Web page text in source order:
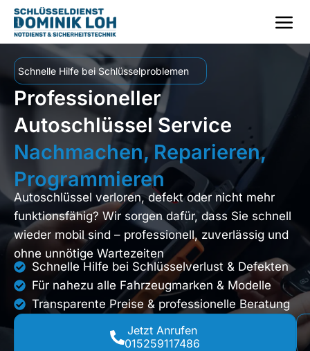
Schnelle Hilfe bei Schlüsselproblemen
Professioneller
Autoschlüssel Service
Nachmachen, Reparieren,
Programmieren
Autoschlüssel verloren, defekt oder nicht mehr
funktionsfähig? Wir sorgen dafür, dass Sie schnell
wieder mobil sind – professionell, zuverlässig und
ohne unnötige Wartezeiten
Schnelle Hilfe bei Schlüsselverlust & Defekten
Für nahezu alle Fahrzeugmarken & Modelle
Transparente Preise & professionelle Beratung
Jetzt Anrufen
015259117486